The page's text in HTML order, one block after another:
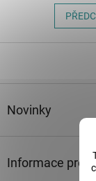
p
Informace pro
Novinky